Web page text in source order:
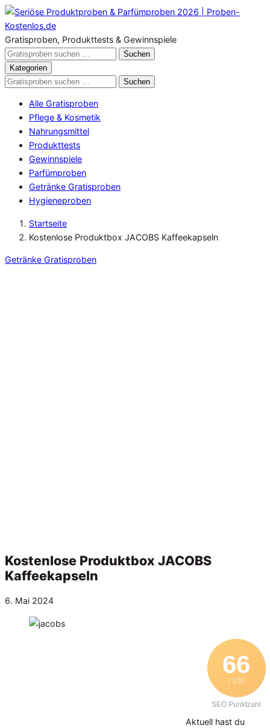
Zum
Inhalt
springen
Gratisproben, Produkttests & Gewinnspiele
Gratisproben
durchsuchen
Suchen
Kategorien
Gratisproben
Suchen
Alle Gratisproben
Pflege & Kosmetik
Nahrungsmittel
Produkttests
Gewinnspiele
Parfümproben
Getränke Gratisproben
Hygieneproben
Startseite
Kostenlose Produktbox JACOBS Kaffeekapseln
Getränke Gratisproben
Kostenlose Produktbox JACOBS
Kaffeekapseln
Veröffentlicht
6. Mai 2024
66
/ 100
SEO Punktzahl
Aktuell hast du